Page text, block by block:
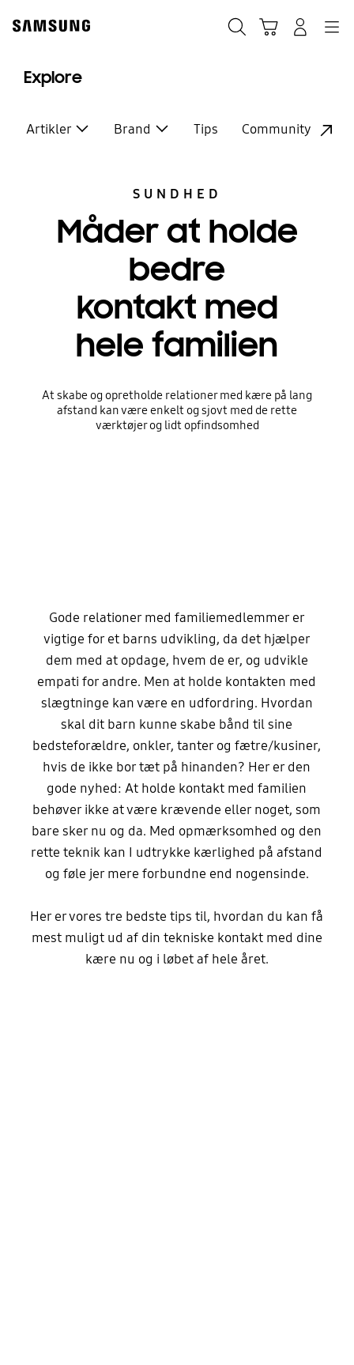
content
Explore
Artikler Brand Tips Community
SUNDHED
Måder at holde
bedre
kontakt med
hele familien
At skabe og opretholde relationer med kære på lang
afstand kan være enkelt og sjovt med de rette
værktøjer og lidt opfindsomhed
Gode relationer med familiemedlemmer er
vigtige for et barns udvikling, da det hjælper
dem med at opdage, hvem de er, og udvikle
empati for andre. Men at holde kontakten med
slægtninge kan være en udfordring. Hvordan
skal dit barn kunne skabe bånd til sine
bedsteforældre, onkler, tanter og fætre/kusiner,
hvis de ikke bor tæt på hinanden? Her er den
gode nyhed: At holde kontakt med familien
behøver ikke at være krævende eller noget, som
bare sker nu og da. Med opmærksomhed og den
rette teknik kan I udtrykke kærlighed på afstand
og føle jer mere forbundne end nogensinde.
Her er vores tre bedste tips til, hvordan du kan få
mest muligt ud af din tekniske kontakt med dine
kære nu og i løbet af hele året.